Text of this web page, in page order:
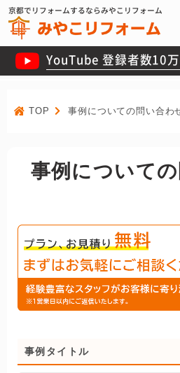
京都でリフォームするならみやこリフォーム
YouTube 登録者数10
TOP 事例についての問い合わ
事例について
事例タイトル